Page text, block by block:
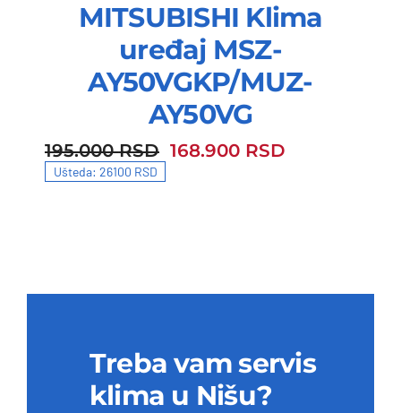
MITSUBISHI Klima
uređaj MSZ-
AY50VGKP/MUZ-
AY50VG
195.000RSD
195.000 RSD. 168.900 RSD
168.900 RSD.
Ušteda: 26100 RSD
Treba vam servis
klima u Nišu?